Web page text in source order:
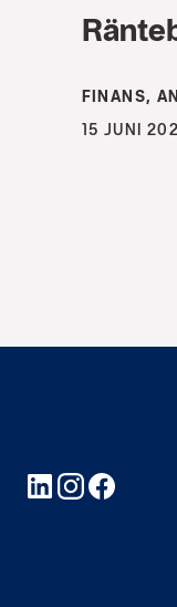
FINANS,
15 JUNI
LinkedInInstagram